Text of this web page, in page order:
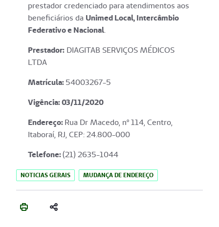
prestador credenciado para atendimentos aos
beneficiários da Unimed Local, Intercâmbio
Federativo e Nacional.
Prestador: DIAGITAB SERVIÇOS MÉDICOS
LTDA
Matrícula:54003267-5
Vigência: 03/11/2020
Endereço:Rua Dr Macedo, nº 114, Centro,
Itaboraí, RJ, CEP: 24.800-000
Telefone:(21) 2635-1044
NOTICIAS GERAIS MUDANÇA DE ENDEREÇO